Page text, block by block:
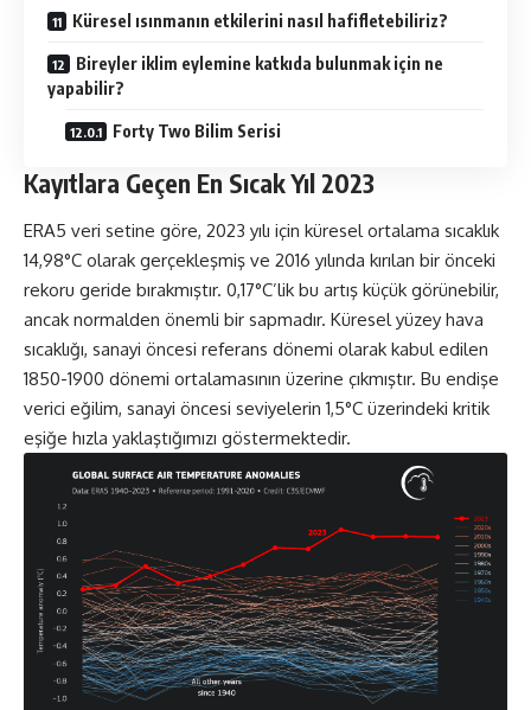
Küresel ısınmanın etkilerini nasıl hafifletebiliriz?
Bireyler iklim eylemine katkıda bulunmak için ne
yapabilir?
Forty Two Bilim Serisi
Kayıtlara Geçen En Sıcak Yıl 2023
ERA5 veri setine göre, 2023 yılı için küresel ortalama sıcaklık
14,98°C olarak gerçekleşmiş ve 2016 yılında kırılan bir önceki
rekoru geride bırakmıştır. 0,17°C’lik bu artış küçük görünebilir,
ancak normalden önemli bir sapmadır. Küresel yüzey hava
sıcaklığı, sanayi öncesi referans dönemi olarak kabul edilen
1850-1900 dönemi ortalamasının üzerine çıkmıştır. Bu endişe
verici eğilim, sanayi öncesi seviyelerin 1,5°C üzerindeki kritik
eşiğe hızla yaklaştığımızı göstermektedir.